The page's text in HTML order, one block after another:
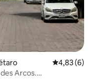
Évaluation
4,83 (6)
Arcos.